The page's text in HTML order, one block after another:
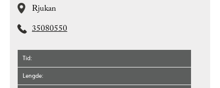
Rjukan
35080550
Tid
Lengde